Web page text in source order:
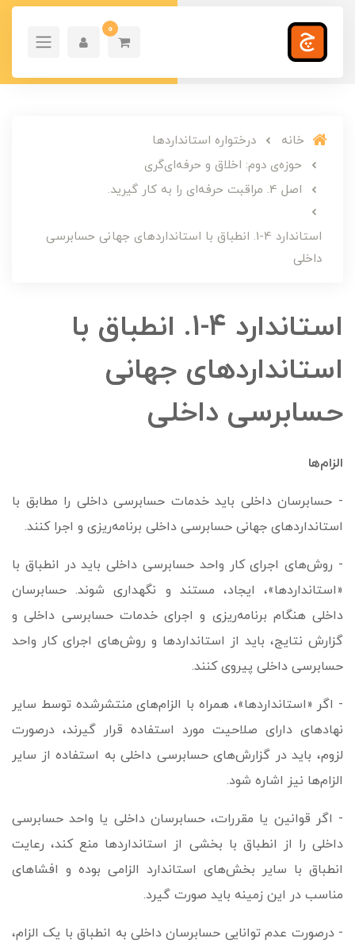
0
خانه
درختواره استانداردها
حوزه‌ی دوم: اخلاق و حرفه‌ای‌گری
اصل 4. مراقبت حرفه‌ای را به کار گیرید.
استاندارد 4-1. انطباق با استانداردهای جهانی حسابرسی
داخلی
استاندارد 4-1. انطباق با
استانداردهای جهانی
حسابرسی داخلی
الزام‌ها
- حسابرسان داخلی باید خدمات حسابرسی داخلی را مطابق با
استانداردهای جهانی حسابرسی داخلی برنامه‌ریزی و اجرا کنند.
- روش‌های اجرای کار واحد حسابرسی داخلی باید در انطباق با
«استانداردها»، ایجاد، مستند و نگهداری شوند. حسابرسان
داخلی هنگام برنامه‌ریزی و اجرای خدمات حسابرسی داخلی و
گزارش نتایج، باید از استانداردها و روش‌های اجرای کار واحد
حسابرسی داخلی پیروی کنند.
- اگر «استانداردها»، همراه با الزام‌­های منتشرشده توسط سایر
نهادهای دارای صلاحیت مورد استفاده قرار گیرند، درصورت
لزوم، باید در گزارش‌های حسابرسی داخلی به استفاده از سایر
الزام­‌ها نیز اشاره شود.
- اگر قوانین یا مقررات، حسابرسان داخلی یا واحد حسابرسی
داخلی را از انطباق با بخشی از استانداردها منع کند، رعایت
انطباق با سایر بخش‌های استاندارد الزامی بوده و افشاهای
مناسب در این زمینه باید صورت گیرد.
- درصورت عدم توانایی حسابرسان داخلی به انطباق با یک الزام،